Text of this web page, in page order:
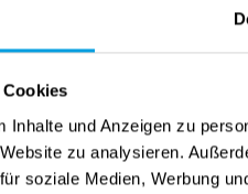
Cookies
Inhalte und Anzeigen zu
zu analysieren.
soziale Medien, Werbung
Parallel_2
das Verteilen einer
Parallel_4
das Verteilen einer
dieser Option kann eine